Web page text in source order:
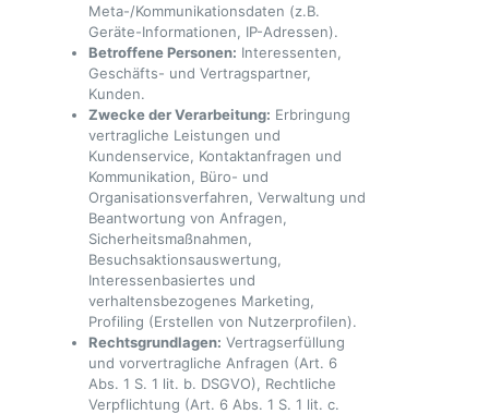
Meta-/Kommunikationsdaten (z.B.
Geräte-Informationen, IP-Adressen).
Betroffene Personen: Interessenten,
Geschäfts- und Vertragspartner,
Kunden.
Zwecke der Verarbeitung: Erbringung
vertragliche Leistungen und
Kundenservice, Kontaktanfragen und
Kommunikation, Büro- und
Organisationsverfahren, Verwaltung und
Beantwortung von Anfragen,
Sicherheitsmaßnahmen,
Besuchsaktionsauswertung,
Interessenbasiertes und
verhaltensbezogenes Marketing,
Profiling (Erstellen von Nutzerprofilen).
Rechtsgrundlagen: Vertragserfüllung
und vorvertragliche Anfragen (Art. 6
Abs. 1 S. 1 lit. b. DSGVO), Rechtliche
Verpflichtung (Art. 6 Abs. 1 S. 1 lit. c.